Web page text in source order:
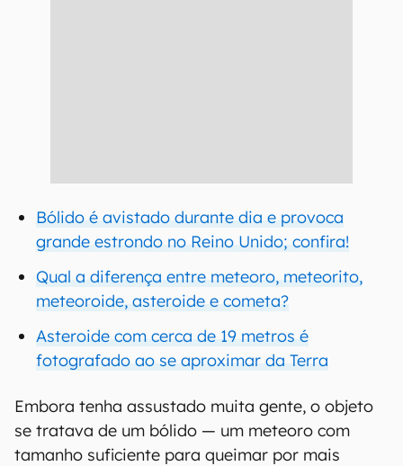
Bólido é avistado durante dia e provoca
grande estrondo no Reino Unido; confira!
Qual a diferença entre meteoro, meteorito,
meteoroide, asteroide e cometa?
Asteroide com cerca de 19 metros é
fotografado ao se aproximar da Terra
Embora tenha assustado muita gente, o objeto
se tratava de um bólido — um meteoro com
tamanho suficiente para queimar por mais